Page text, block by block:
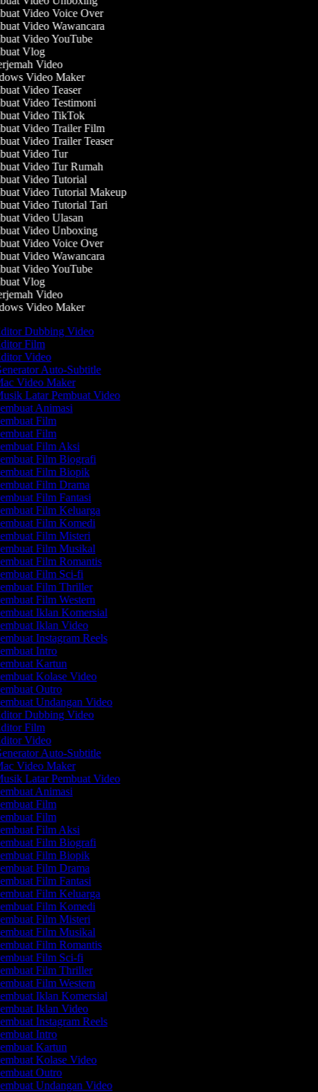
Video Voice Over
Video Wawancara
Video YouTube
Vlog
Video
Video Maker
Video Teaser
Video Testimoni
Video TikTok
Video Trailer Film
Video Trailer Teaser
Video Tur
Video Tur Rumah
Video Tutorial
Video Tutorial Makeup
Video Tutorial Tari
Video Ulasan
Video Unboxing
Video Voice Over
Video Wawancara
Video YouTube
Vlog
Video
Video Maker
Dubbing Video
Film
Video
Auto-Subtitle
Video Maker
Latar Pembuat Video
Animasi
Film
Film
Film Aksi
Film Biografi
Film Biopik
Film Drama
Film Fantasi
Film Keluarga
Film Komedi
Film Misteri
Film Musikal
Film Romantis
Film Sci-fi
Film Thriller
Film Western
Iklan Komersial
Iklan Video
Instagram Reels
Intro
Kartun
Kolase Video
Outro
Undangan Video
Dubbing Video
Film
Video
Auto-Subtitle
Video Maker
Latar Pembuat Video
Animasi
Film
Film
Film Aksi
Film Biografi
Film Biopik
Film Drama
Film Fantasi
Film Keluarga
Film Komedi
Film Misteri
Film Musikal
Film Romantis
Film Sci-fi
Film Thriller
Film Western
Iklan Komersial
Iklan Video
Instagram Reels
Intro
Kartun
Kolase Video
Outro
Undangan Video